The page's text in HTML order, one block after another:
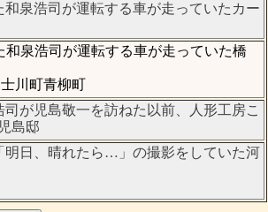
和泉浩司が運転する車が走っていたカー
和泉浩司が運転する車が走っていた橋
川町青柳町
が児島敬一を訪ねた以前、人形工房こ
島邸
明日、晴れたら…」の撮影をしていた河